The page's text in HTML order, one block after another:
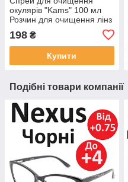
окулярів "Kams" 100 мл
Розчин для очищення лінз
198 ₴
Купити
Подібні товари компанії